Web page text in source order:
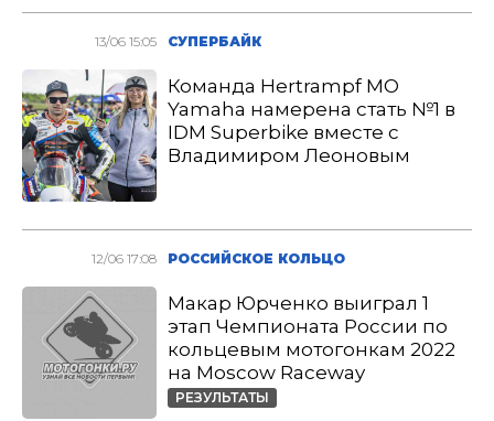
13/06 15:05 СУПЕРБАЙК
Команда Hertrampf MO
Yamaha намерена стать №1 в
IDM Superbike вместе с
Владимиром Леоновым
12/06 17:08 РОССИЙСКОЕ КОЛЬЦО
Макар Юрченко выиграл 1
этап Чемпионата России по
кольцевым мотогонкам 2022
на Moscow Raceway
РЕЗУЛЬТАТЫ